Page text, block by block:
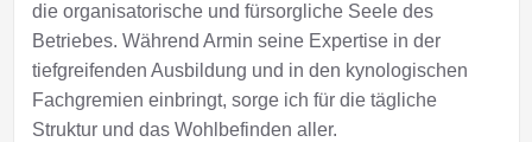
die organisatorische und fürsorgliche Seele des
Betriebes. Während Armin seine Expertise in der
tiefgreifenden Ausbildung und in den kynologischen
Fachgremien einbringt, sorge ich für die tägliche
Struktur und das Wohlbefinden aller.